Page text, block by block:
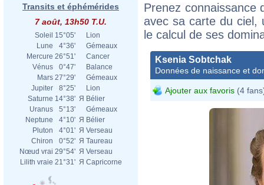
Transits et éphémérides
7 août, 13h50 T.U.
Soleil 15°05'
Lion
Lune
4°36'
Gémeaux
Mercure 26°51'
Cancer
Vénus
0°47'
Balance
Mars 27°29'
Gémeaux
Jupiter
8°25'
Lion
Saturne 14°38' Я Bélier
Uranus
5°13'
Gémeaux
Neptune
4°10' Я Bélier
Pluton
4°01' Я Verseau
Chiron
0°52' Я Taureau
Nœud vrai 29°54' Я Verseau
Lilith vraie 21°31' Я Capricorne
Prenez connaissance
avec sa carte du ciel,
le calcul de ses
Ksenia Sobtchak
Données de naissance et
Ajouter aux favoris (4